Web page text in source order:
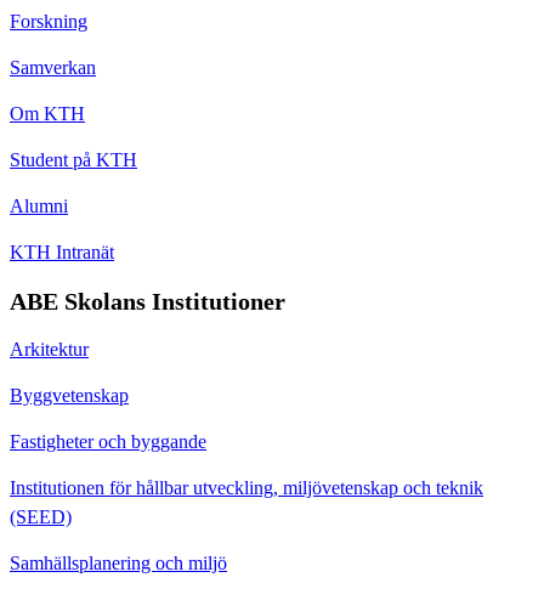
Forskning
Samverkan
Om KTH
Student på KTH
Alumni
KTH Intranät
ABE Skolans Institutioner
Arkitektur
Byggvetenskap
Fastigheter och byggande
Institutionen för hållbar utveckling, miljövetenskap och teknik
(SEED)
Samhällsplanering och miljö